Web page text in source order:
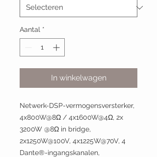
Aantal *
In winkelwagen
Netwerk-DSP-vermogensversterker,
4x800W@8Ω / 4x1600W@4Ω, 2x
3200W @8Ω in bridge,
2x1250W@100V, 4x1225W@70V, 4
Dante®-ingangskanalen,